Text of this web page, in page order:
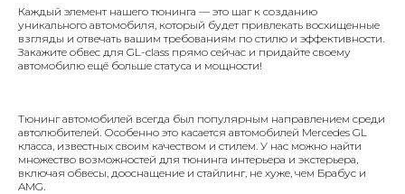
Каждый элемент нашего тюнинга — это шаг к созданию
уникального автомобиля, который будет привлекать восхищенные
взгляды и отвечать вашим требованиям по стилю и эффективности.
Закажите обвес для GL-class прямо сейчас и придайте своему
автомобилю ещё больше статуса и мощности!
Тюнинг автомобилей всегда был популярным направлением среди
автолюбителей. Особенно это касается автомобилей Mercedes GL
класса, известных своим качеством и стилем. У нас можно найти
множество возможностей для тюнинга интерьера и экстерьера,
включая обвесы, дооснащение и стайлинг, не хуже, чем Брабус и
AMG.